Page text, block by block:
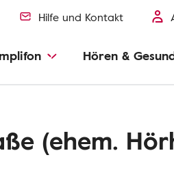
Hilfe und Kontakt
Hören &
(ehem.